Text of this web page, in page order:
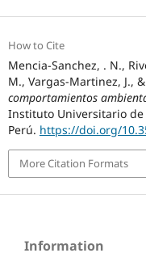
How to Cite
Mencia-Sanchez, . N.,
M., Vargas-Martinez, J.,
comportamientos
Instituto Universitario de
Perú. https://doi.org/
More Citation Formats
Information